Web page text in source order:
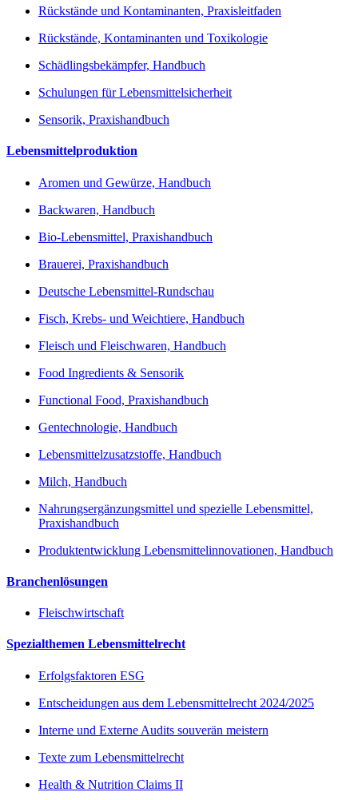
Rückstände und Kontaminanten, Praxisleitfaden
Rückstände, Kontaminanten und Toxikologie
Schädlingsbekämpfer, Handbuch
Schulungen für Lebensmittelsicherheit
Sensorik, Praxishandbuch
Lebensmittelproduktion
Aromen und Gewürze, Handbuch
Backwaren, Handbuch
Bio-Lebensmittel, Praxishandbuch
Brauerei, Praxishandbuch
Deutsche Lebensmittel-Rundschau
Fisch, Krebs- und Weichtiere, Handbuch
Fleisch und Fleischwaren, Handbuch
Food Ingredients & Sensorik
Functional Food, Praxishandbuch
Gentechnologie, Handbuch
Lebensmittelzusatzstoffe, Handbuch
Milch, Handbuch
Nahrungsergänzungsmittel und spezielle Lebensmittel,
Praxishandbuch
Produktentwicklung Lebensmittelinnovationen, Handbuch
Branchenlösungen
Fleischwirtschaft
Spezialthemen Lebensmittelrecht
Erfolgsfaktoren ESG
Entscheidungen aus dem Lebensmittelrecht 2024/2025
Interne und Externe Audits souverän meistern
Texte zum Lebensmittelrecht
Health & Nutrition Claims II